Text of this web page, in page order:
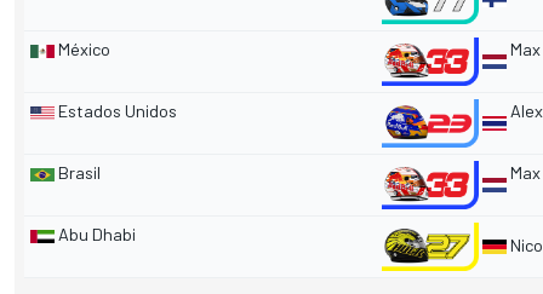
México
Estados Unidos
Brasil
Abu Dhabi